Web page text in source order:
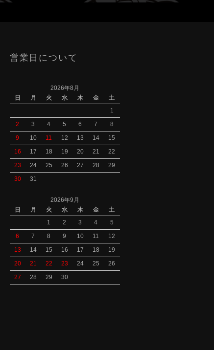
営業日について
2026年8月
日
月 火 水 木 金
土
1
2
3 4 5 6 7
8
9
10 11 12 13 14
15
16
17 18 19 20 21
22
23
24 25 26 27 28
29
30
31
2026年9月
日
月 火 水 木 金
土
1
2 3 4
5
6
7 8 9 10 11
12
13
14 15 16 17 18
19
20
21 22 23 24 25
26
27
28 29 30